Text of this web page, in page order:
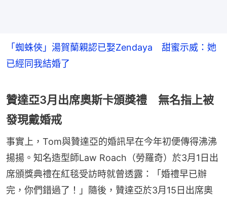
「蜘蛛俠」湯賀蘭親認已娶Zendaya 甜蜜示威：她
已經同我結婚了
贊達亞3月出席奧斯卡頒獎禮 無名指上被
發現戴婚戒
事實上，Tom與贊達亞的婚訊早在今年初便傳得沸沸
揚揚。知名造型師Law Roach（勞羅奇）於3月1日出
席頒獎典禮在紅毯受訪時就曾透露：「婚禮早已辦
完，你們錯過了！」隨後，贊達亞於3月15日出席奧